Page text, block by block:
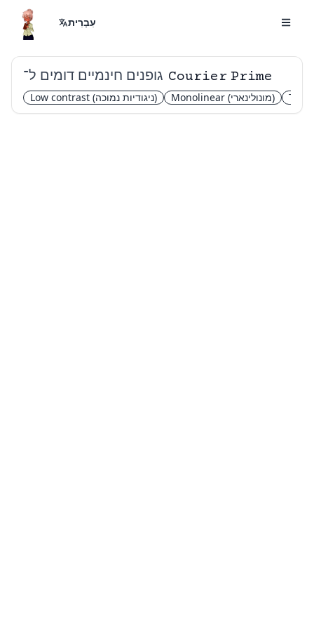
עִבְרִית
גופנים חינמיים דומים ל־ Courier Prime
Low contrast (ניגודיות נמוכה) Monolinear (מונולינארי)